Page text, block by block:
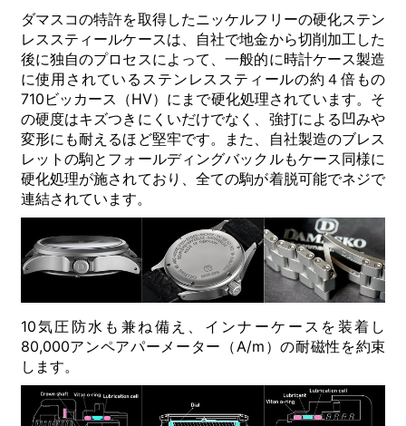
ダマスコの特許を取得したニッケルフリーの硬化ステン
レススティールケースは、自社で地金から切削加工した
後に独自のプロセスによって、一般的に時計ケース製造
に使用されているステンレススティールの約４倍もの
710ビッカース（HV）にまで硬化処理されています。そ
の硬度はキズつきにくいだけでなく、強打による凹みや
変形にも耐えるほど堅牢です。また、自社製造のブレス
レットの駒とフォールディングバックルもケース同様に
硬化処理が施されており、全ての駒が着脱可能でネジで
連結されています。
10気圧防水も兼ね備え、インナーケースを装着し
80,000アンペアパーメーター（A/m）の耐磁性を約束
します。